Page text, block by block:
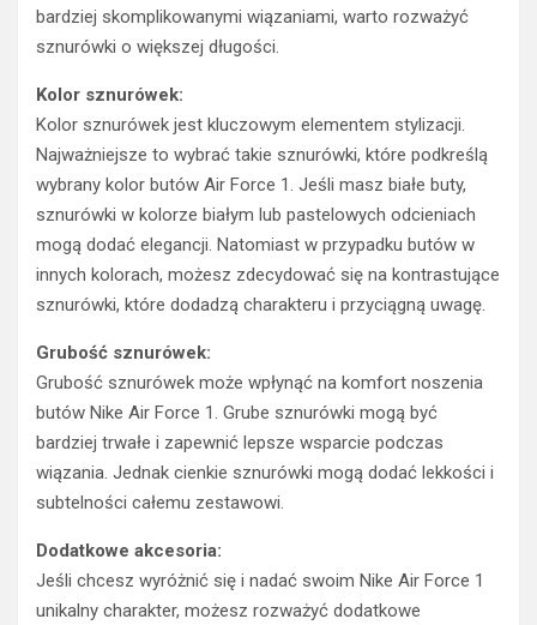
bardziej skomplikowanymi wiązaniami, warto rozważyć
sznurówki o większej długości.
Kolor sznurówek:
Kolor sznurówek jest kluczowym elementem stylizacji.
Najważniejsze to wybrać takie sznurówki, które podkreślą
wybrany kolor butów Air Force 1. Jeśli masz białe buty,
sznurówki w kolorze białym lub pastelowych odcieniach
mogą dodać elegancji. Natomiast w przypadku butów w
innych kolorach, możesz zdecydować się na kontrastujące
sznurówki, które dodadzą charakteru i przyciągną uwagę.
Grubość sznurówek:
Grubość sznurówek może wpłynąć na komfort noszenia
butów Nike Air Force 1. Grube sznurówki mogą być
bardziej trwałe i zapewnić lepsze wsparcie podczas
wiązania. Jednak cienkie sznurówki mogą dodać lekkości i
subtelności całemu zestawowi.
Dodatkowe akcesoria:
Jeśli chcesz wyróżnić się i nadać swoim Nike Air Force 1
unikalny charakter, możesz rozważyć dodatkowe